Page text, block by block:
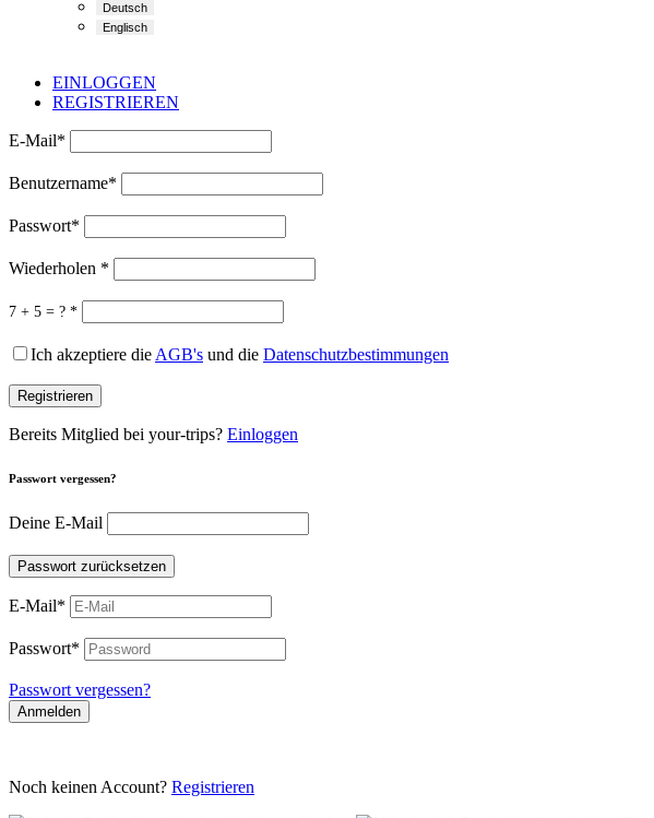
EINLOGGEN
REGISTRIEREN
E-Mail*
Benutzername*
Passwort*
Wiederholen *
7 + 5 = ? *
Ich akzeptiere die AGB's und die Datenschutzbestimmungen
Registrieren
Bereits Mitglied bei your-trips? Einloggen
Passwort vergessen?
Deine E-Mail
Passwort zurücksetzen
E-Mail*
Passwort*
Passwort vergessen?
Anmelden
Noch keinen Account? Registrieren